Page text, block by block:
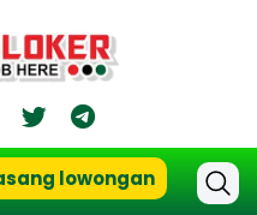
lowongan